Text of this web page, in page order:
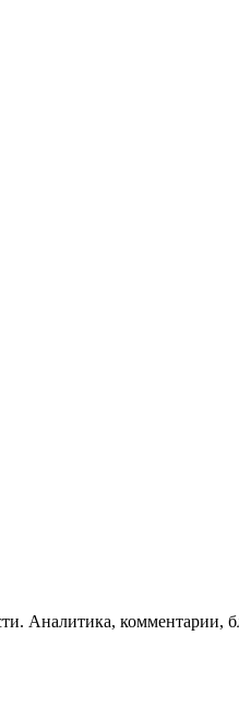
Аналитика, комментарии,